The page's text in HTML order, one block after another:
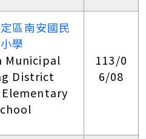
區南安國民
小學
Municipal
District
113/0
6/08